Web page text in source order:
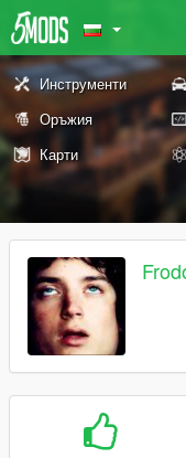
Инструменти
Оръжия
Карти